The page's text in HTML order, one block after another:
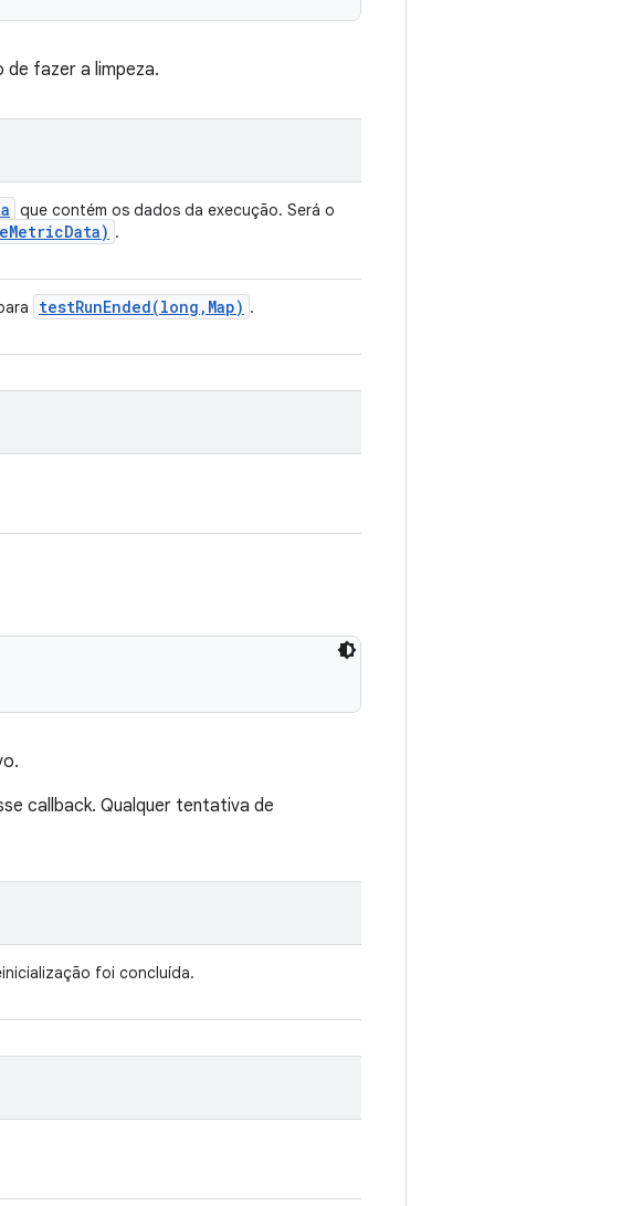
de fazer a limpeza.
que contém os dados da execução. Será o
MetricData) .
testRunEnded(long , Map) .
callback. Qualquer tentativa de
foi concluída.